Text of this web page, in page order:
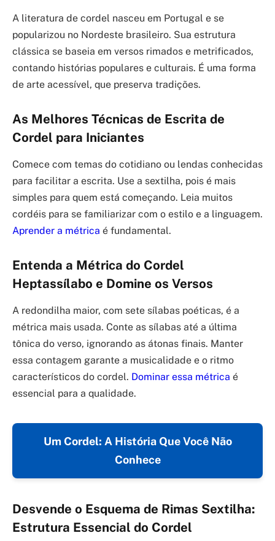
A literatura de cordel nasceu em Portugal e se
popularizou no Nordeste brasileiro. Sua estrutura
clássica se baseia em versos rimados e metrificados,
contando histórias populares e culturais. É uma forma
de arte acessível, que preserva tradições.
As Melhores Técnicas de Escrita de
Cordel para Iniciantes
Comece com temas do cotidiano ou lendas conhecidas
para facilitar a escrita. Use a sextilha, pois é mais
simples para quem está começando. Leia muitos
cordéis para se familiarizar com o estilo e a linguagem.
Aprender a métrica é fundamental.
Entenda a Métrica do Cordel
Heptassílabo e Domine os Versos
A redondilha maior, com sete sílabas poéticas, é a
métrica mais usada. Conte as sílabas até a última
tônica do verso, ignorando as átonas finais. Manter
essa contagem garante a musicalidade e o ritmo
característicos do cordel. Dominar essa métrica é
essencial para a qualidade.
Um Cordel: A História Que Você Não
Conhece
Desvende o Esquema de Rimas Sextilha:
Estrutura Essencial do Cordel